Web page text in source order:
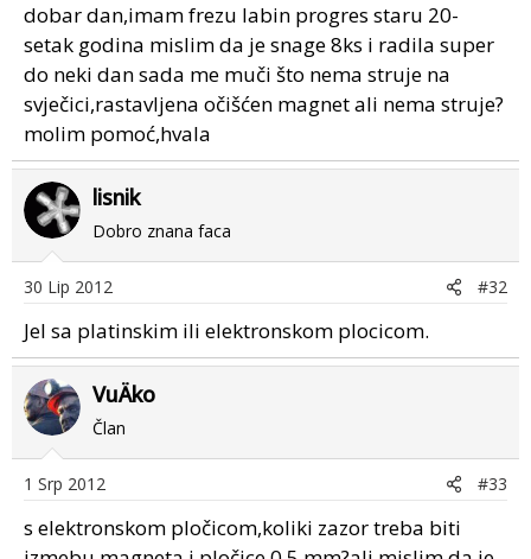
dobar dan,imam frezu labin progres staru 20-
setak godina mislim da je snage 8ks i radila super
do neki dan sada me muči što nema struje na
svječici,rastavljena očišćen magnet ali nema struje?
molim pomoć,hvala
lisnik
Dobro znana faca
30 Lip 2012 #32
Jel sa platinskim ili elektronskom plocicom.
VuÄko
Član
1 Srp 2012 #33
s elektronskom pločicom,koliki zazor treba biti